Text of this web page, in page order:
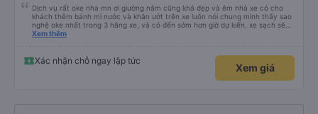
Dịch vụ rất oke nha mn ơi giường nằm cũng khá đẹp và êm nhà xe có cho
khách thêm bánh mì nước và khăn ướt trên xe luôn nói chung mình thấy sao
nghệ oke nhất trong 3 hãng xe, và có đến sớm hơn giờ dự kiến, xe sạch sẽ
đén đóm cũng đẹp kk nói chung ấn tượng tốt về nhà xe
Xem thêm
Xác nhận chỗ ngay lập tức
Xem giá